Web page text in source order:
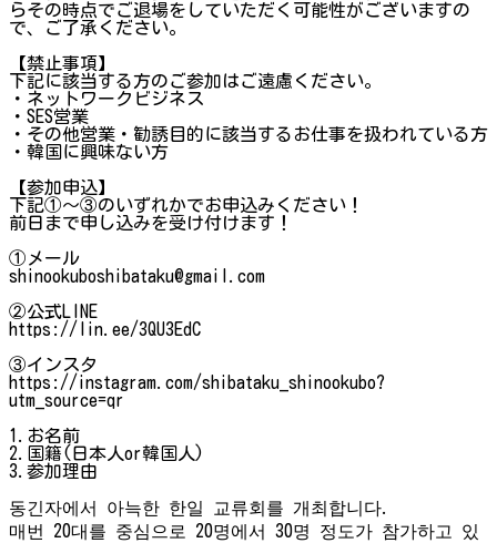
らその時点でご退場をしていただく可能性がございますの
で、ご了承ください。
【禁止事項】
下記に該当する方のご参加はご遠慮ください。
・ネットワークビジネス
・SES営業
・その他営業・勧誘目的に該当するお仕事を扱われている方
・韓国に興味ない方
【参加申込】
下記①～③のいずれかでお申込みください！
前日まで申し込みを受け付けます！
①メール
shinookuboshibataku@gmail.com
②公式LINE
https://lin.ee/3QU3EdC
③インスタ
https://instagram.com/shibataku_shinookubo?
utm_source=qr
1.お名前
2.国籍(日本人or韓国人)
3.参加理由
동긴자에서 아늑한 한일 교류회를 개최합니다.
매번 20대를 중심으로 20명에서 30명 정도가 참가하고 있